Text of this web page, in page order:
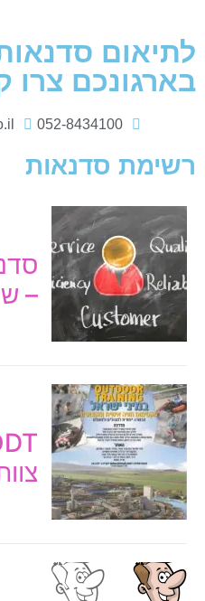
לתיאום
בארגונכם צרו
052-8434100
רשימת סדנאות
–